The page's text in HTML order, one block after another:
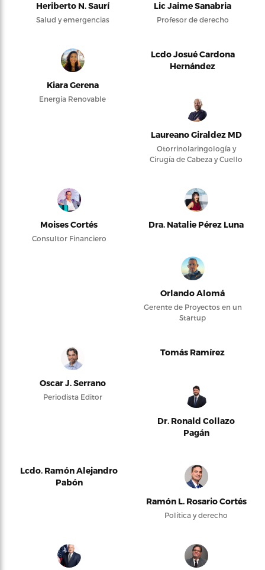
Heriberto N. Saurí
Salud y emergencias
Lic Jaime Sanabria
Profesor de derecho
Kiara Gerena
Energía Renovable
Lcdo Josué Cardona
Hernández
Laureano Giraldez MD
Otorrinolaringología y
Cirugía de Cabeza y Cuello
Moises Cortés
Consultor Financiero
Dra. Natalie Pérez Luna
Orlando Alomá
Gerente de Proyectos en un
Startup
Oscar J. Serrano
Periodista Editor
Tomás Ramírez
Dr. Ronald Collazo
Pagán
Lcdo. Ramón Alejandro
Pabón
Ramón L. Rosario Cortés
Política y derecho